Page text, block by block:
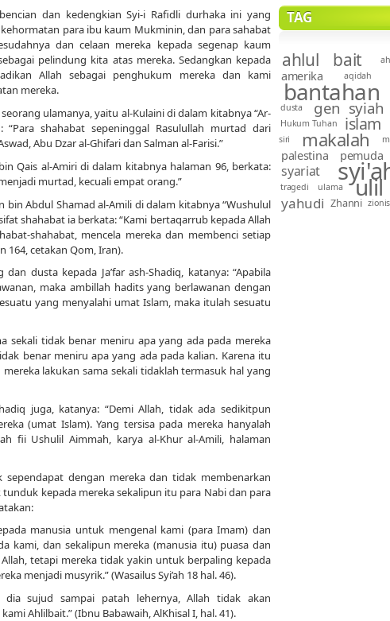
dan kedengkian Syi-i Rafidli durhaka ini yang
para ibu kaum Mukminin, dan para sahabat
dan celaan mereka kepada segenap kaum
pelindung kita atas mereka. Sedangkan kepada
Allah sebagai penghukum mereka dan kami
mereka.
ulamanya, yaitu al-Kulaini di dalam kitabnya “Ar-
“Para shahabat sepeninggal Rasulullah murtad dari
Abu Dzar al-Ghifari dan Salman al-Farisi.”
Qais al-Amiri di dalam kitabnya halaman 96, berkata:
murtad, kecuali empat orang.”
Abdul Shamad al-Amili di dalam kitabnya “Wushulul
shahabat ia berkata: “Kami bertaqarrub kepada Allah
shahabat, mencela mereka dan membenci setiap
164, cetakan Qom, Iran).
dusta kepada Ja’far ash-Shadiq, katanya: “Apabila
maka ambillah hadits yang berlawanan dengan
yang menyalahi umat Islam, maka itulah sesuatu
sekali tidak benar meniru apa yang ada pada mereka
benar meniru apa yang ada pada kalian. Karena itu
lakukan sama sekali tidaklah termasuk hal yang
juga, katanya: “Demi Allah, tidak ada sedikitpun
(umat Islam). Yang tersisa pada mereka hanyalah
fii Ushulil Aimmah, karya al-Khur al-Amili, halaman
dengan mereka dan tidak membenarkan
kepada mereka sekalipun itu para Nabi dan para
manusia untuk mengenal kami (para Imam) dan
kami, dan sekalipun mereka (manusia itu) puasa dan
tetapi mereka tidak yakin untuk berpaling kepada
menjadi musyrik.” (Wasailus Syi’ah 18 hal. 46).
sujud sampai patah lehernya, Allah tidak akan
Ahlilbait.” (Ibnu Babawaih, AlKhisal I, hal. 41).
TAG
ahlul bait
amerika aqidah
bantahan
dusta
gen syiah
Hukum Tuhan islam
siri
makalah
palestina pemuda
syariat
tragedi ulama ulil
yahudi Zhanni zionis